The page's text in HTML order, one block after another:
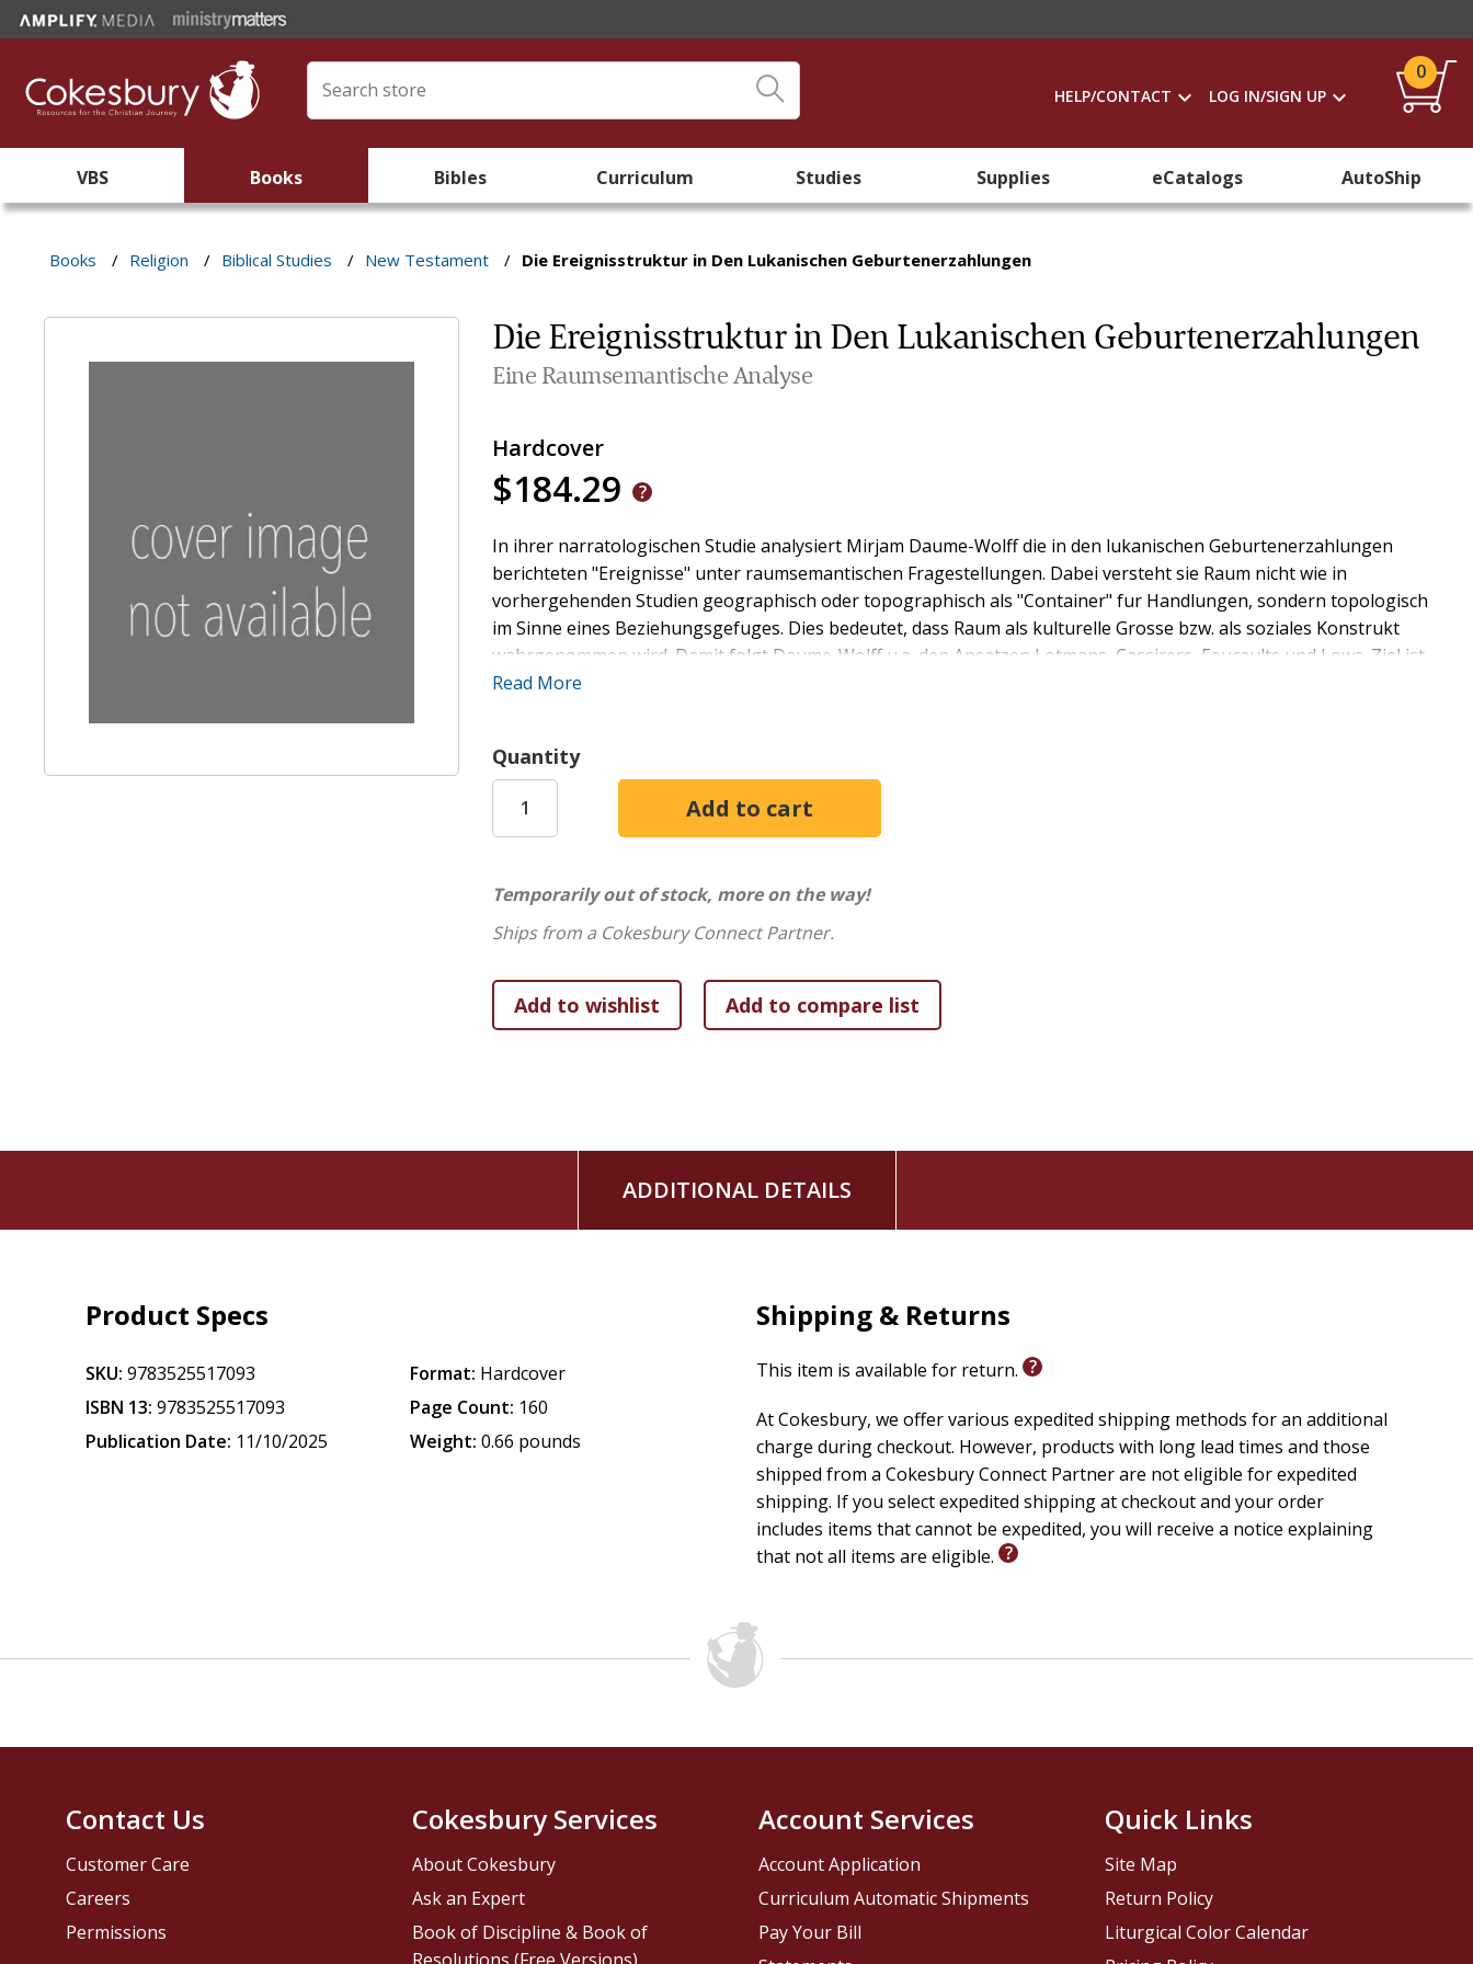
HELP/CONTACT LOG IN/SIGN UP
0
VBS Books Bibles Curriculum Studies Supplies eCatalogs AutoShip
Books / Religion / Biblical Studies / New Testament / Die Ereignisstruktur in Den Lukanischen Geburtenerzahlungen
Die Ereignisstruktur in Den Lukanischen Geburtenerzahlungen
Eine Raumsemantische Analyse
Hardcover
$184.29
In ihrer narratologischen Studie analysiert Mirjam Daume-Wolff die in den lukanischen Geburtenerzahlungen
berichteten "Ereignisse" unter raumsemantischen Fragestellungen. Dabei versteht sie Raum nicht wie in
vorhergehenden Studien geographisch oder topographisch als "Container" fur Handlungen, sondern topologisch
im Sinne eines Beziehungsgefuges. Dies bedeutet, dass Raum als kulturelle Grosse bzw. als soziales Konstrukt
wahrgenommen wird. Damit folgt Daume-Wolff u.a. den Ansatzen Lotmans, Cassirers, Foucaults und Lows. Ziel ist
es, "Grenzuberschreitungen" im Text zu ermitteln, um so die Ereignisstruktur der Erzahlungen zu erfassen.Durch
des gottlichen Wortes gegenuber der Jesusgeburt. Die Analyseergebnisse generieren neue Fragen und
diskutieren sind.
Read More
Quantity
Temporarily out of stock, more on the way!
Ships from a Cokesbury Connect Partner.
ADDITIONAL DETAILS
Product Specs
SKU: 9783525517093
ISBN 13: 9783525517093
Publication Date: 11/10/2025
Format: Hardcover
Page Count: 160
Weight: 0.66 pounds
Shipping & Returns
This item is available for return.
At Cokesbury, we offer various expedited shipping methods for an additional
charge during checkout. However, products with long lead times and those
shipped from a Cokesbury Connect Partner are not eligible for expedited
shipping. If you select expedited shipping at checkout and your order
includes items that cannot be expedited, you will receive a notice explaining
that not all items are eligible.
Contact Us
Customer Care
Careers
Permissions
Cokesbury Services
About Cokesbury
Ask an Expert
Book of Discipline & Book of
Account Services
Account Application
Curriculum Automatic Shipments
Pay Your Bill
Quick Links
Site Map
Return Policy
Liturgical Color Calendar